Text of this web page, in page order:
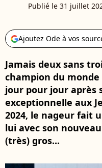
Publié le 31 juillet
Ajoutez Ode à vos
Jamais deux sans
champion du
jour pour jour après
exceptionnelle aux
2024, le nageur fait
lui avec son
(très) gros...